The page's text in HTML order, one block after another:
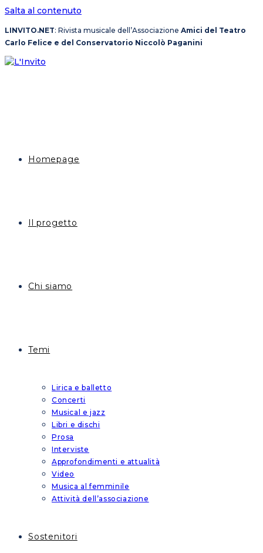
Salta al contenuto
LINVITO.NET: Rivista musicale dell’Associazione Amici del Teatro
Carlo Felice e del Conservatorio Niccolò Paganini
Homepage
Il progetto
Chi siamo
Temi
Lirica e balletto
Concerti
Musical e jazz
Libri e dischi
Prosa
Interviste
Approfondimenti e attualità
Video
Musica al femminile
Attività dell’associazione
Sostenitori